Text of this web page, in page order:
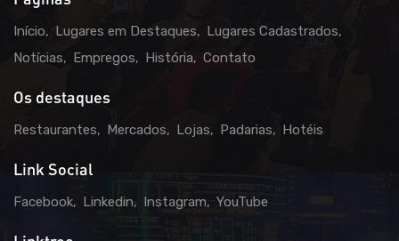
Início Lugares em Destaques
Lugares Cadastrados
Notícias
Empregos História Contato
Os destaques
Restaurantes Mercados Lojas Padarias Hotéis
Link Social
Facebook Linkedin Instagram YouTube